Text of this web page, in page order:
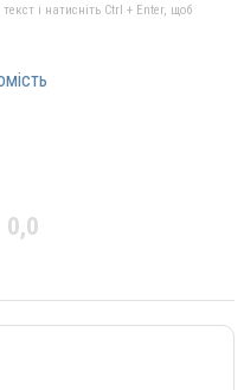
і натисніть Ctrl + Enter, щоб
0,0